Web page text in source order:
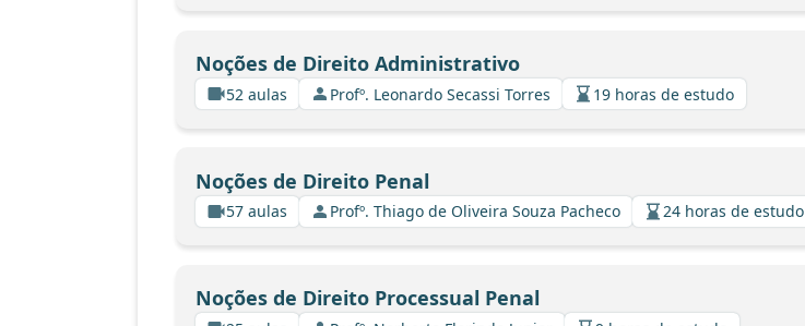
Noções de Direito Administrativo
52 aulas Profº. Leonardo Secassi Torres 19 horas de estudo
Noções de Direito Penal
57 aulas Profº. Thiago de Oliveira Souza Pacheco 24 horas de estudo
Noções de Direito Processual Penal